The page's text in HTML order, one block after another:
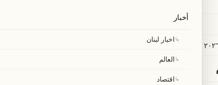
أخبار
↳اخبار لبنان
↳العالم
↳اقتصاد